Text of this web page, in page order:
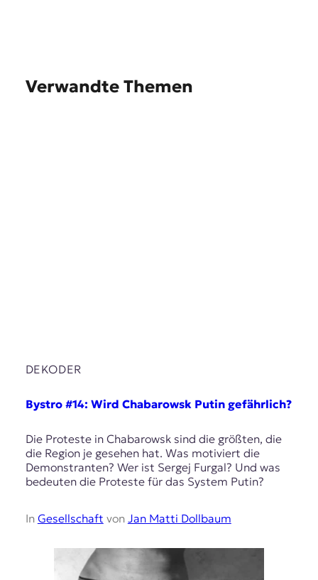
Verwandte Themen
DEKODER
Bystro #14: Wird Chabarowsk Putin gefährlich?
Die Proteste in Chabarowsk sind die größten, die
die Region je gesehen hat. Was motiviert die
Demonstranten? Wer ist Sergej Furgal? Und was
bedeuten die Proteste für das System Putin?
In Gesellschaft von Jan Matti Dollbaum